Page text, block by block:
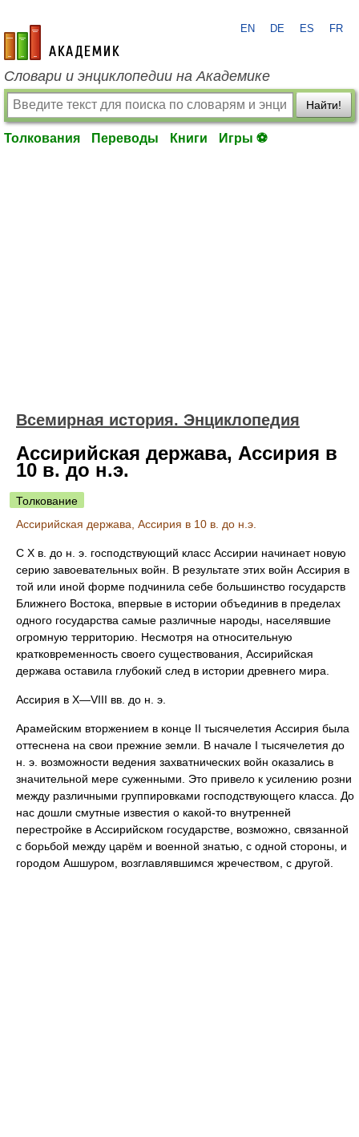
academic.ru
EN DE ES FR
Словари и энциклопедии на Академике
Найти!
Толкования Переводы Книги Игры ⚽
Всемирная история. Энциклопедия
Ассирийская держава, Ассирия в
10 в. до н.э.
Толкование
Ассирийская держава, Ассирия в 10 в. до н.э.
С Х в. до н. э. господствующий класс Ассирии начинает новую
серию завоевательных войн. В результате этих войн Ассирия в
той или иной форме подчинила себе большинство государств
Ближнего Востока, впервые в истории объединив в пределах
одного государства самые различные народы, населявшие
огромную территорию. Несмотря на относительную
кратковременность своего существования, Ассирийская
держава оставила глубокий след в истории древнего мира.
Ассирия в Х—VIII вв. до н. э.
Арамейским вторжением в конце II тысячелетия Ассирия была
оттеснена на свои прежние земли. В начале I тысячелетия до
н. э. возможности ведения захватнических войн оказались в
значительной мере суженными. Это привело к усилению розни
между различными группировками господствующего класса. До
нас дошли смутные известия о какой-то внутренней
перестройке в Ассирийском государстве, возможно, связанной
с борьбой между царём и военной знатью, с одной стороны, и
городом Ашшуром, возглавлявшимся жречеством, с другой.